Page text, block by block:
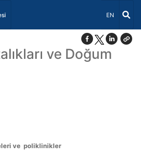
Dil Seçiniz
EN
ve Doğum
ve poliklinikler